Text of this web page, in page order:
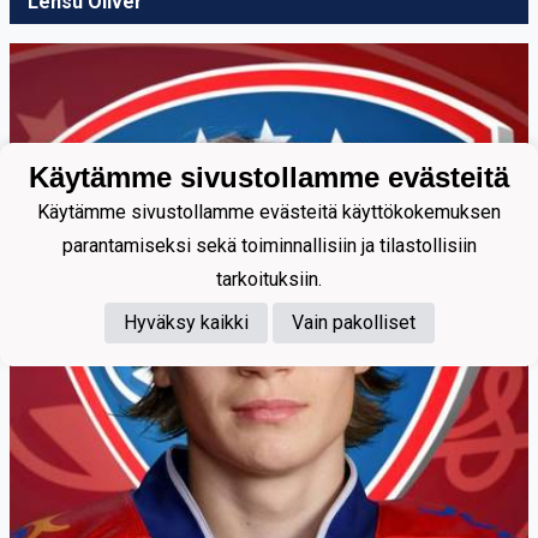
Käytämme sivustollamme evästeitä
Käytämme sivustollamme evästeitä käyttökokemuksen
parantamiseksi sekä toiminnallisiin ja tilastollisiin
tarkoituksiin.
Hyväksy kaikki
Vain pakolliset